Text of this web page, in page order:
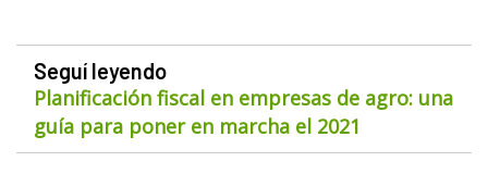
Seguí leyendo
Planificación fiscal en empresas de agro: una
guía para poner en marcha el 2021